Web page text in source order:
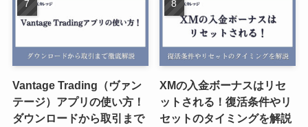
Vantage Trading（ヴァン
テージ）アプリの使い方！
ダウンロードから取引まで
XMの入金ボーナスはリセ
ットされる！復活条件やリ
セットのタイミングを解説